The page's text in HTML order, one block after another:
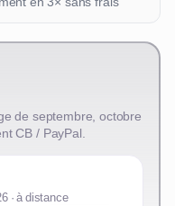
de septembre, octobre
CB / PayPal.
· à distance